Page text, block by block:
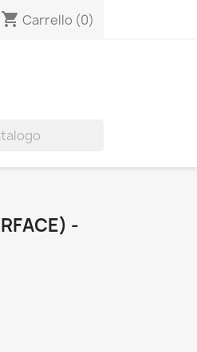
shopping_cart Carrello (0)
-